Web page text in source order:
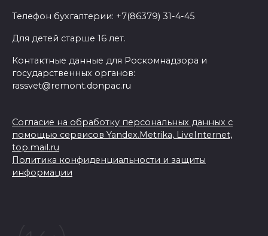
Телефон бухгалтерии: +7(86379) 31-4-45
Для детей старше 16 лет.
Контактные данные для Роскомнадзора и
государственных органов:
rassvet@remont.donpac.ru
Согласие на обработку персональных данных с
помощью сервисов Yandex.Metrika, LiveInternet,
top.mail.ru
Политика конфиденциальности и защиты
информации